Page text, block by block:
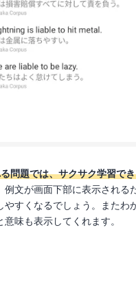
問題では、サクサク学習で
例文が画面下部に表示される
やすくなるでしょう。またわ
味も表示してくれます。